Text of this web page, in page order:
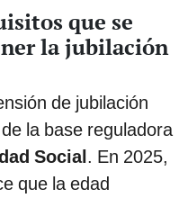
que se
la jubilación
de jubilación
la base reguladora
Social. En 2025,
que la edad